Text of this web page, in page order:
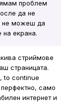
проблем
да не
не можеш да
на екрана.
стриймове
страницата.
to continue
само
интернет и